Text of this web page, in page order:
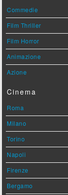
Commedie
Film Thriller
Film Horror
Animazione
Azione
Cinema
Roma
Milano
Torino
Napoli
Firenze
Bergamo